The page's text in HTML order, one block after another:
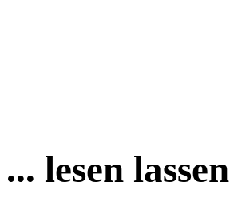
... lesen lassen